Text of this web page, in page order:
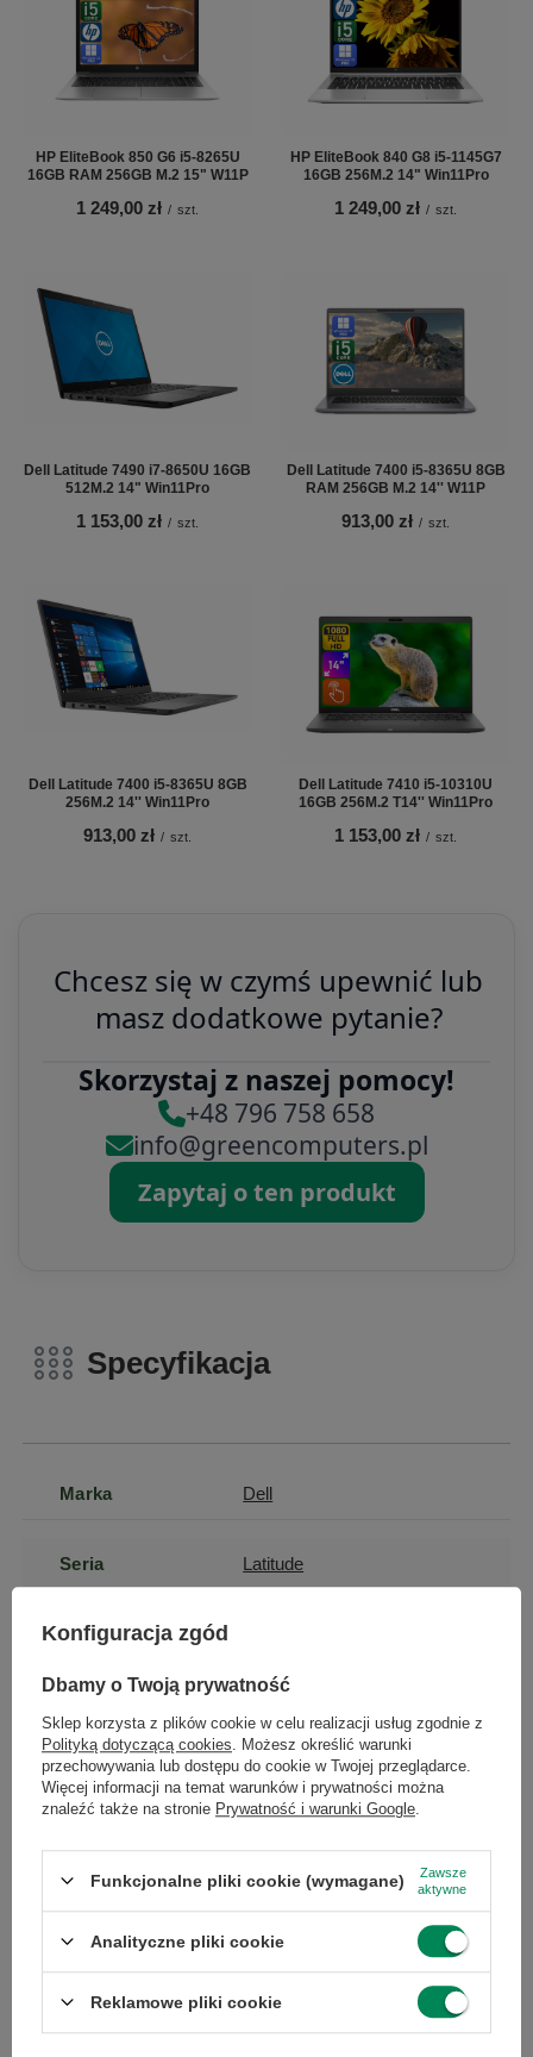
HP EliteBook 850 G6 i5-8265U
16GB RAM 256GB M.2 15" W11P
1 249,00 zł / szt.
HP EliteBook 840 G8 i5-1145G7
16GB 256M.2 14" Win11Pro
1 249,00 zł / szt.
Dell Latitude 7490 i7-8650U 16GB
512M.2 14" Win11Pro
1 153,00 zł / szt.
Dell Latitude 7400 i5-8365U 8GB
RAM 256GB M.2 14'' W11P
913,00 zł / szt.
Dell Latitude 7400 i5-8365U 8GB
256M.2 14'' Win11Pro
913,00 zł / szt.
Dell Latitude 7410 i5-10310U
16GB 256M.2 T14'' Win11Pro
1 153,00 zł / szt.
Chcesz się w czymś upewnić lub
masz dodatkowe pytanie?
Skorzystaj z naszej pomocy!
+48 796 758 658
info@greencomputers.pl
Zapytaj o ten produkt
Specyfikacja
Marka Dell
Seria Latitude
Gwarancja
Marka Dell
Stan Używany
Model
Intel Core i5-7440HQ
Przekątna
15.6
Dołącz do newslettera Green
Computers
Zgarnij jako pierwszy informacje o zniżkach i
rabatach w naszym sklepie!
...lub zadzwoń od razu, aby odebrać
przy zamówieniu telefonicznym
50 zł rabatu!
Rabat 50 zł przy zamówieniach powyżej 300 zł. Oferta
obejmuje zamówień hurtowych.
Konfiguracja zgód
Dbamy o Twoją prywatność
Sklep korzysta z plików cookie w celu realizacji usług zgodnie z
Polityką dotyczącą cookies . Możesz określić warunki
przechowywania lub dostępu do cookie w Twojej przeglądarce.
Więcej informacji na temat warunków i prywatności można
znaleźć także na stronie Prywatność i warunki Google
Funkcjonalne pliki cookie (wymagane)
Zawsze
aktywne
Analityczne pliki cookie
Reklamowe pliki cookie